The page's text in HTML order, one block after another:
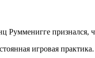
Румменигге
игровая